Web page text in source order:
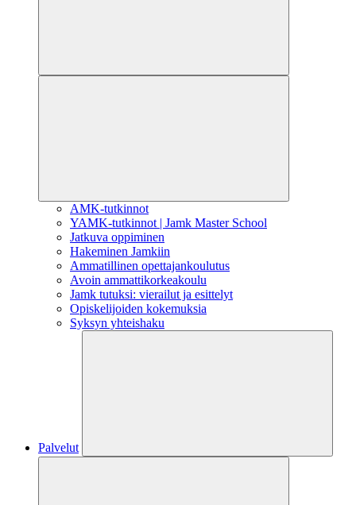
AMK-tutkinnot
YAMK-tutkinnot | Jamk Master School
Jatkuva oppiminen
Hakeminen Jamkiin
Ammatillinen opettajankoulutus
Avoin ammattikorkeakoulu
Jamk tutuksi: vierailut ja esittelyt
Opiskelijoiden kokemuksia
Syksyn yhteishaku
Palvelut